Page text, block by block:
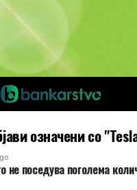
означени со
поседува поголема